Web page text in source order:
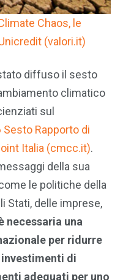
Chaos, le
(valori.it)
diffuso il sesto
climatico
sul
Sesto Rapporto di
Italia (cmcc.it).
della sua
le politiche della
Stati, delle imprese,
necessaria una
per ridurre
investimenti di
adeguati per uno